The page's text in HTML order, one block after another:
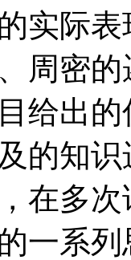
际表
周密
给出
的知
在多
一系